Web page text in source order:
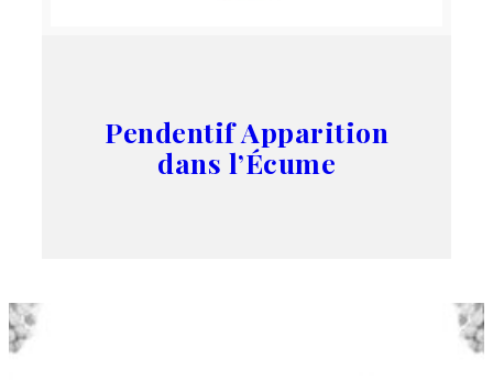
Pendentif Apparition
dans l’Écume